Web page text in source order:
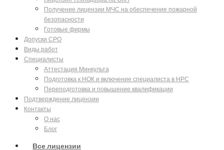
Получение лицензии МЧС на обеспечение пожарной
безопасности
Готовые фирмы
Допуски СРО
Виды работ
Специалисты
Аттестация Минкульта
Подготовка к НОК и включение специалиста в НРС
Переподготовка и повышение квалификации
Подтверждение лицензии
Контакты
О нас
Блог
Все лицензии